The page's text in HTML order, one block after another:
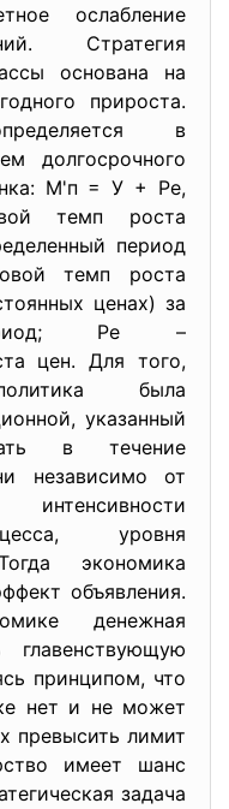
ослабление
Стратегия
основана на
прироста.
в
долгосрочного
М'п = У + Ре,
темп роста
период
темп роста
ценах) за
Ре –
цен. Для того,
была
указанный
в течение
независимо от
уровня
экономика
объявления.
денежная
принципом, что
нет и не может
превысить лимит
имеет шанс
задача